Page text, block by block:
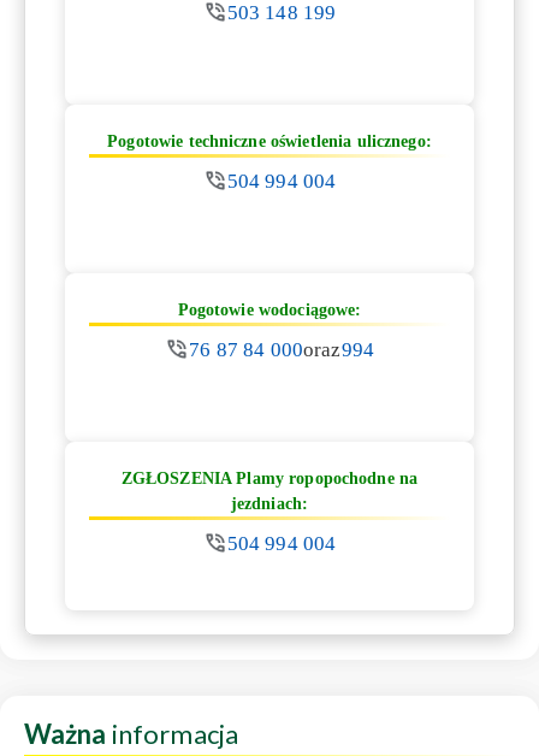
503 148 199
Pogotowie techniczne oświetlenia ulicznego:
504 994 004
Pogotowie wodociągowe:
76 87 84 000oraz994
ZGŁOSZENIA Plamy ropopochodne na
jezdniach:
504 994 004
Ważna informacja